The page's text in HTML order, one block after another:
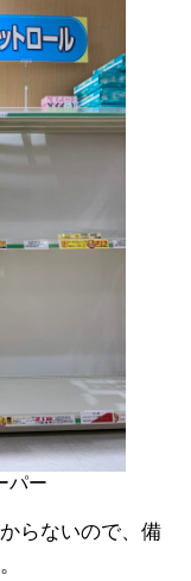
パー
らないので、備